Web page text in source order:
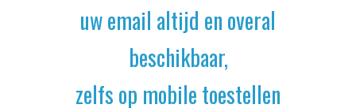
uw email altijd en overal
beschikbaar,
zelfs op mobile toestellen